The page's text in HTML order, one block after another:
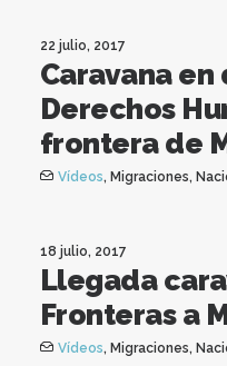
22 julio, 2017
Caravana
Derechos
frontera de
Vídeos, Migraciones,
18 julio, 2017
Llegada
Fronteras a
Vídeos, Migraciones,